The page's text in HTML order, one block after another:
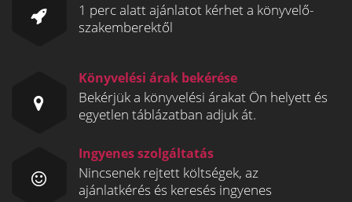
1 perc alatt ajánlatot kérhet a könyvelő-
szakemberektől
Könyvelési árak bekérése
Bekérjük a könyvelési árakat Ön helyett és
egyetlen táblázatban adjuk át.
Ingyenes szolgáltatás
Nincsenek rejtett költségek, az
ajánlatkérés és keresés ingyenes